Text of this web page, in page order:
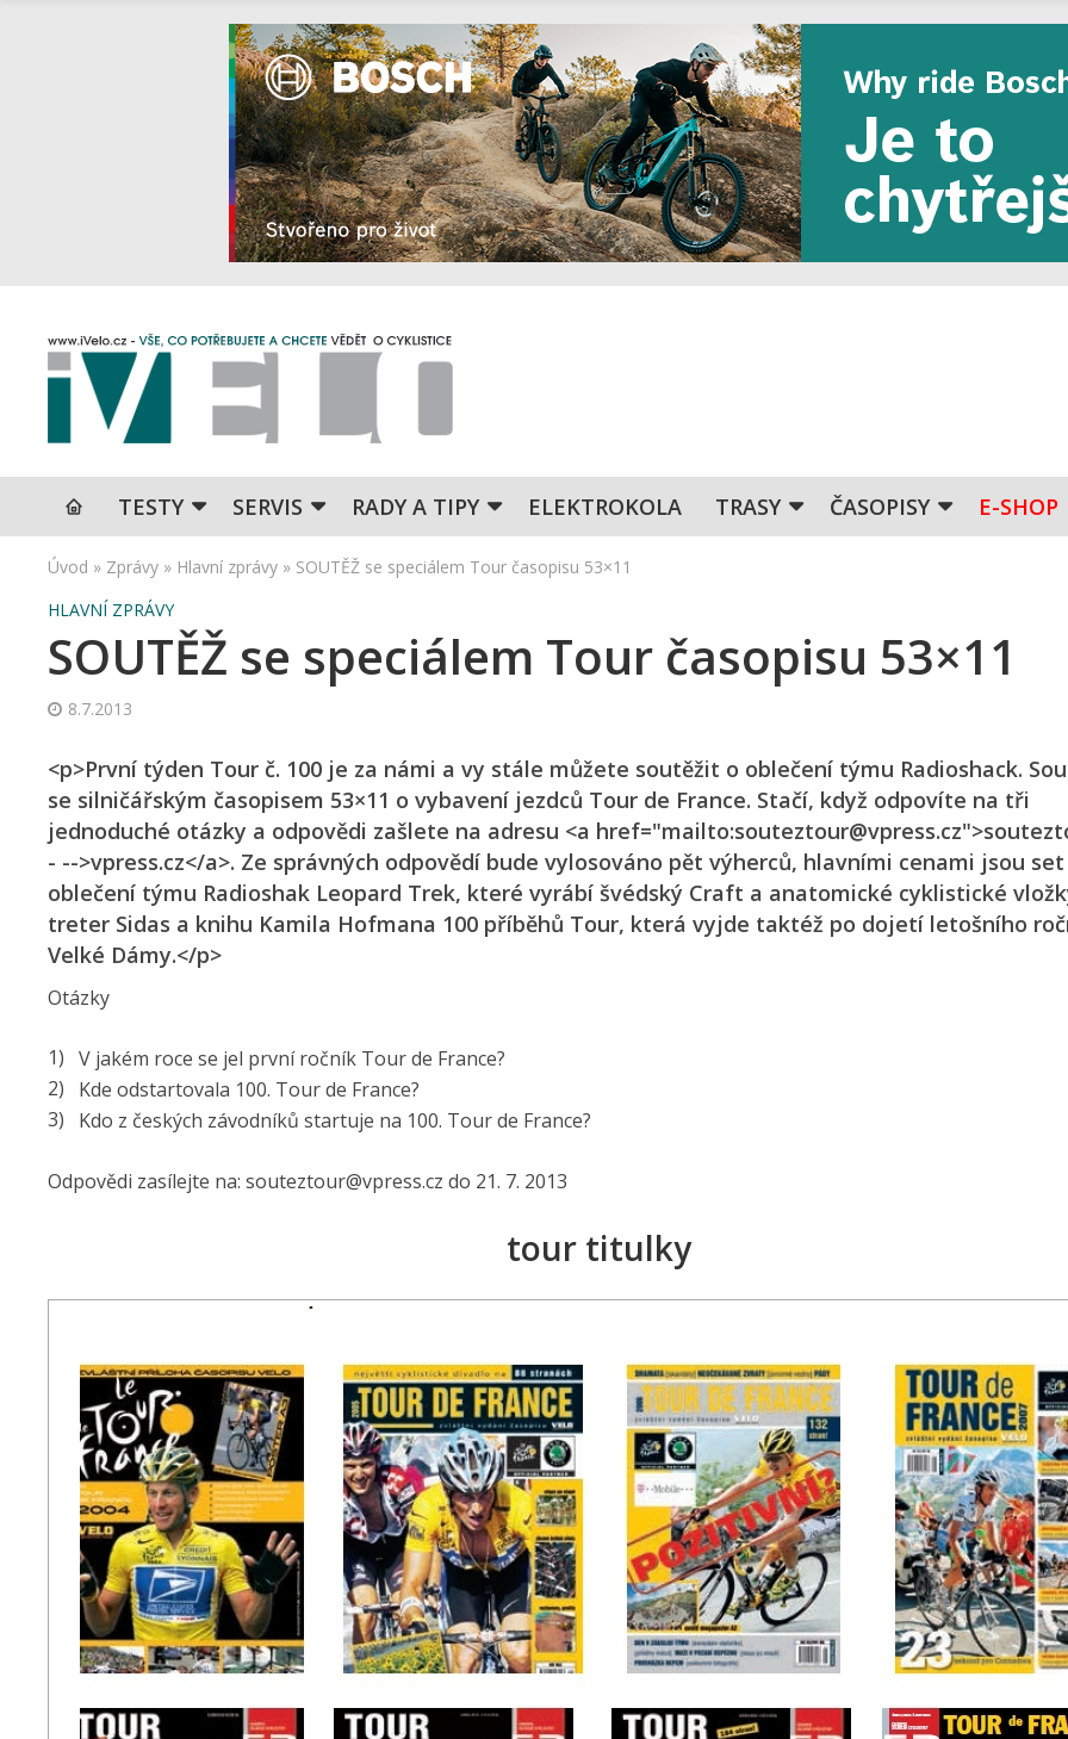
TESTY SERVIS RADY A TIPY ELEKTROKOLA TRASY ČASOPISY E-SHOP
Úvod » Zprávy » Hlavní zprávy » SOUTĚŽ se speciálem Tour časopisu 53×11
HLAVNÍ ZPRÁVY
SOUTĚŽ se speciálem Tour časopisu 53×11
8.7.2013
<p>První týden Tour č. 100 je za námi a vy stále můžete soutěžit o oblečení týmu Radioshack.
se silničářským časopisem 53×11 o vybavení jezdců Tour de France. Stačí, když odpovíte na tři
jednoduché otázky a odpovědi zašlete na adresu <a
- -->vpress.cz</a>. Ze správných odpovědí bude vylosováno pět výherců, hlavními cenami jsou set
oblečení týmu Radioshak Leopard Trek, které vyrábí švédský Craft a anatomické cyklistické
treter Sidas a knihu Kamila Hofmana 100 příběhů Tour, která vyjde taktéž po dojetí letošního
Velké Dámy.</p>
Otázky
V jakém roce se jel první ročník Tour de France?
Kde odstartovala 100. Tour de France?
Kdo z českých závodníků startuje na 100. Tour de France?
Odpovědi zasílejte na: souteztour@vpress.cz do 21. 7. 2013
tour titulky